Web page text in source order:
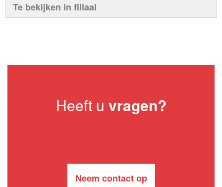
Te bekijken in filiaal
Heeft u vragen?
Neem contact op